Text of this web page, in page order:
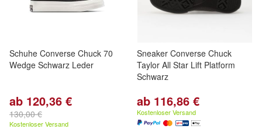
Schuhe Converse Chuck 70
Wedge Schwarz Leder
ab 120,36 €
130,00 €
Kostenloser Versand
Sneaker Converse Chuck
Taylor All Star Lift Platform
Schwarz
ab 116,86 €
Kostenloser Versand